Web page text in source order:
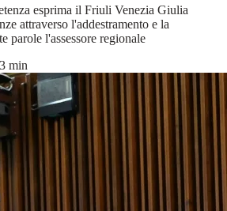
esprima il Friuli Venezia Giulia
attraverso l'addestramento e la
parole l'assessore regionale
3 min